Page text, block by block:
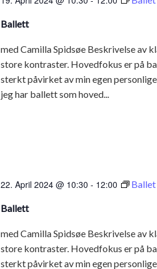
Ballett
med Camilla Spidsøe Beskrivelse av
store kontraster. Hovedfokus er på
sterkt påvirket av min egen
jeg har ballett som hoved...
22. April 2024 @ 10:30 - 12:00 Ballet
Ballett
med Camilla Spidsøe Beskrivelse av
store kontraster. Hovedfokus er på
sterkt påvirket av min egen